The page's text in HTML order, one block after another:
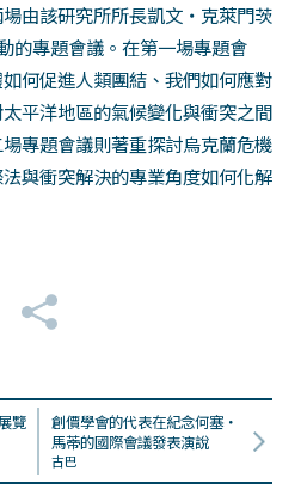
由該研究所所長凱文‧克萊門茨
的專題會議。在第一場專題會
何促進人類團結、我們如何應對
平洋地區的氣候變化與衝突之間
專題會議則著重探討烏克蘭危機
與衝突解決的專業角度如何化解
覽
創價學會的代表在紀念何塞・
馬蒂的國際會議發表演說
古巴